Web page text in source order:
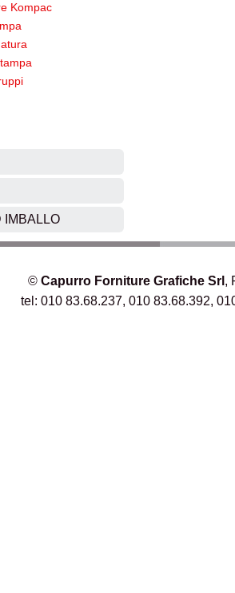
Kompac
IMBALLO
© Capurro Forniture Grafiche Srl ,
tel: 010 83.68.237, 010 83.68.392,